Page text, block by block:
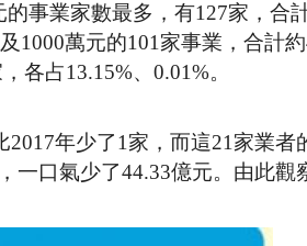
事業家數最多，有127家，合
1000萬元的101家事業，合計
各占13.15%、0.01%。
年少了1家，而這21家業者
一口氣少了44.33億元。由此觀